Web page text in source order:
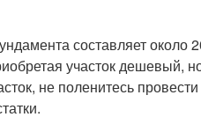
составляет около
участок дешевый,
не поленитесь провести